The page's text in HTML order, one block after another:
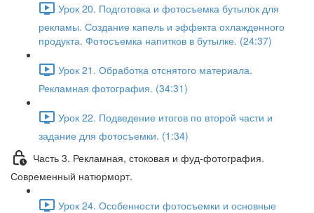
Урок 20. Подготовка и фотосъемка бутылок для
рекламы. Создание капель и эффекта охлажденного
продукта. Фотосъемка напитков в бутылке. (24:37)
Урок 21. Обработка отснятого материала.
Рекламная фотография. (34:31)
Урок 22. Подведение итогов по второй части и
задание для фотосъемки. (1:34)
Часть 3. Рекламная, стоковая и фуд-фотография.
Современный натюрморт.
Урок 24. Особенности фотосъемки и основные